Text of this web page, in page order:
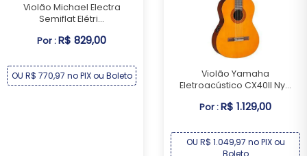
Violão Michael Electra
Semiflat Elétri...
Por :R$ 829,00
OU R$ 770,97 no PIX ou Boleto
Violão Yamaha
Eletroacústico CX40II Ny...
Por :R$ 1.129,00
OU R$ 1.049,97 no PIX ou
Boleto